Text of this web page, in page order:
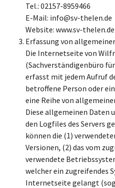
Tel.: 02157-8959466
E-Mail: info@sv-thelen.de
Website: www.sv-thelen.de
Erfassung von
Die Internetseite von
(Sachverständigenbüro
erfasst mit jedem Aufruf
betroffene Person oder
eine Reihe von
Diese allgemeinen Daten
den Logfiles des Servers
können die (1)
Versionen, (2) das vom
verwendete
welcher ein zugreifendes
Internetseite gelangt